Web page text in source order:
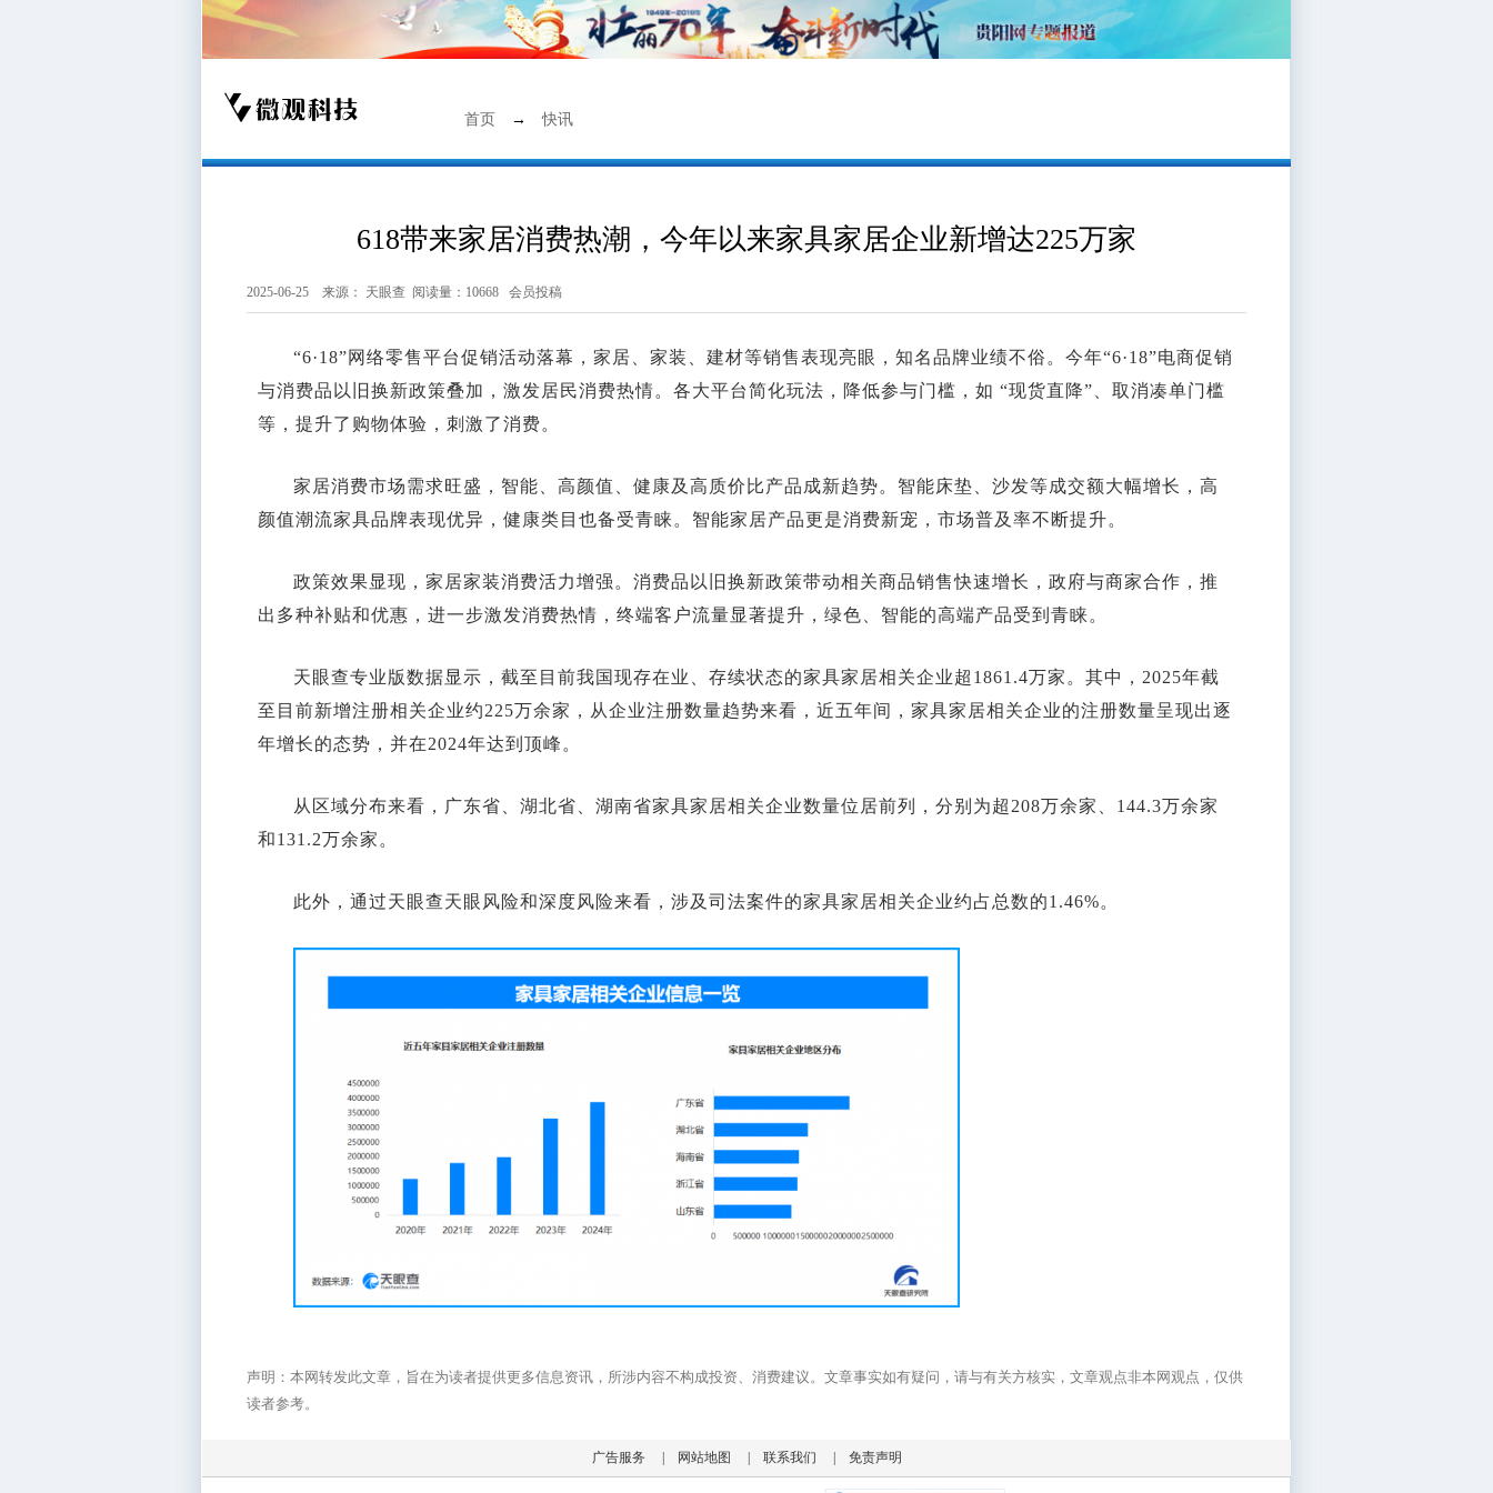
首页 → 快讯
618带来家居消费热潮，今年以来家具家居企业新增达225万家
2025-06-25 来源： 天眼查 阅读量：10668 会员投稿
“6·18”网络零售平台促销活动落幕，家居、家装、建材等销售表现亮眼，知名品牌业绩不俗。今年“6·18”电商促销
与消费品以旧换新政策叠加，激发居民消费热情。各大平台简化玩法，降低参与门槛，如 “现货直降”、取消凑单门槛
等，提升了购物体验，刺激了消费。
家居消费市场需求旺盛，智能、高颜值、健康及高质价比产品成新趋势。智能床垫、沙发等成交额大幅增长，高
颜值潮流家具品牌表现优异，健康类目也备受青睐。智能家居产品更是消费新宠，市场普及率不断提升。
政策效果显现，家居家装消费活力增强。消费品以旧换新政策带动相关商品销售快速增长，政府与商家合作，推
出多种补贴和优惠，进一步激发消费热情，终端客户流量显著提升，绿色、智能的高端产品受到青睐。
天眼查专业版数据显示，截至目前我国现存在业、存续状态的家具家居相关企业超1861.4万家。其中，2025年截
至目前新增注册相关企业约225万余家，从企业注册数量趋势来看，近五年间，家具家居相关企业的注册数量呈现出逐
年增长的态势，并在2024年达到顶峰。
从区域分布来看，广东省、湖北省、湖南省家具家居相关企业数量位居前列，分别为超208万余家、144.3万余家
和131.2万余家。
此外，通过天眼查天眼风险和深度风险来看，涉及司法案件的家具家居相关企业约占总数的1.46%。
声明：本网转发此文章，旨在为读者提供更多信息资讯，所涉内容不构成投资、消费建议。文章事实如有疑问，请与有关方核实，文章观点非本网观点，仅供
读者参考。
广告服务 网站地图 联系我们 免责声明